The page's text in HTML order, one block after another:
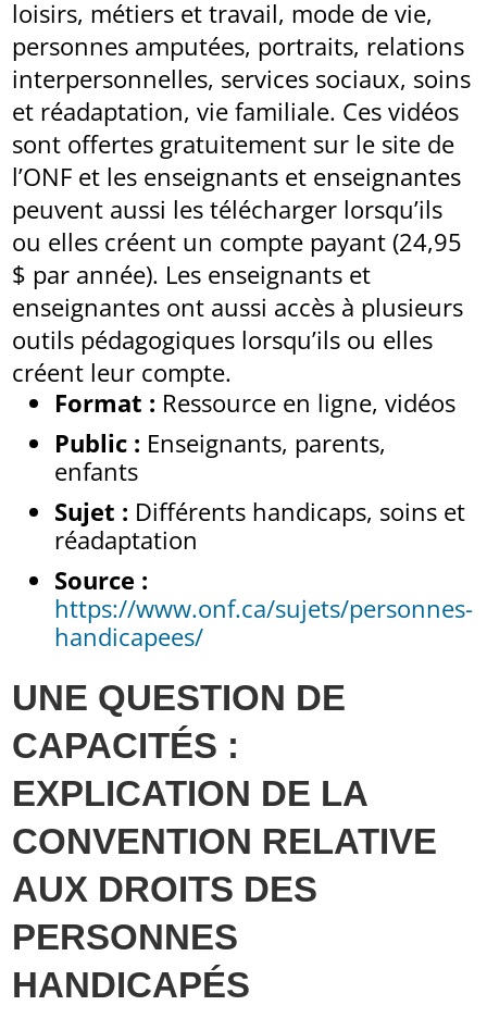
loisirs, métiers et travail, mode de vie,
personnes amputées, portraits, relations
interpersonnelles, services sociaux, soins
et réadaptation, vie familiale. Ces vidéos
sont offertes gratuitement sur le site de
l’ONF et les enseignants et enseignantes
peuvent aussi les télécharger lorsqu’ils
ou elles créent un compte payant (24,95
$ par année). Les enseignants et
enseignantes ont aussi accès à plusieurs
outils pédagogiques lorsqu’ils ou elles
créent leur compte.
Format : Ressource en ligne, vidéos
Public : Enseignants, parents,
enfants
Sujet : Différents handicaps, soins et
réadaptation
Source :
https://www.onf.ca/sujets/personnes-
handicapees/
UNE QUESTION DE
CAPACITÉS :
EXPLICATION DE LA
CONVENTION RELATIVE
AUX DROITS DES
PERSONNES
HANDICAPÉS